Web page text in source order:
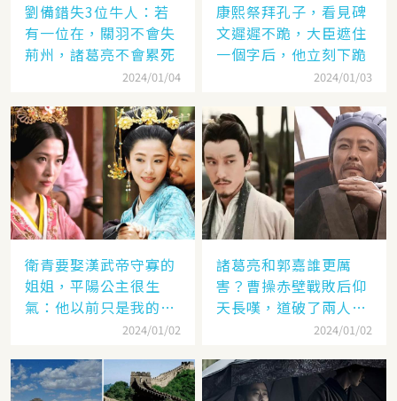
劉備錯失3位牛人：若
有一位在，關羽不會失
荊州，諸葛亮不會累死
2024/01/04
康熙祭拜孔子，看見碑
文遲遲不跪，大臣遮住
一個字后，他立刻下跪
2024/01/03
衛青要娶漢武帝守寡的
姐姐，平陽公主很生
氣：他以前只是我的奴
2024/01/02
諸葛亮和郭嘉誰更厲
害？曹操赤壁戰敗后仰
天長嘆，道破了兩人高
2024/01/02